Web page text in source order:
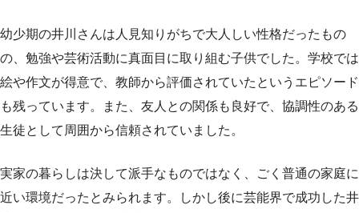
幼少期の井川さんは人見知りがちで大人しい性格だったもの
の、勉強や芸術活動に真面目に取り組む子供でした。学校では
絵や作文が得意で、教師から評価されていたというエピソード
も残っています。また、友人との関係も良好で、協調性のある
生徒として周囲から信頼されていました。
実家の暮らしは決して派手なものではなく、ごく普通の家庭に
近い環境だったとみられます。しかし後に芸能界で成功した井